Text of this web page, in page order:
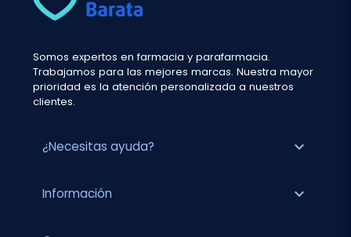
Somos expertos en farmacia y parafarmacia.
Trabajamos para las mejores marcas. Nuestra mayor
prioridad es la atención personalizada a nuestros
clientes.
¿Necesitas ayuda? expand_more
Información expand_more